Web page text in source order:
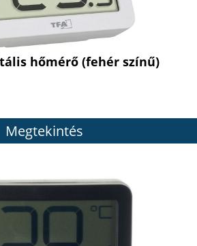
hőmérő (fehér színű)
Megtekintés